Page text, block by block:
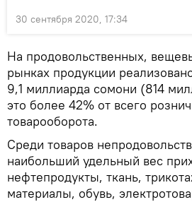
30 сентября 2020, 17:34
На продовольственных,
рынках продукции
9,1 миллиарда сомони (814
это более 42% от всего
товарооборота.
Среди товаров
наибольший удельный вес
нефтепродукты, ткань,
материалы, обувь,